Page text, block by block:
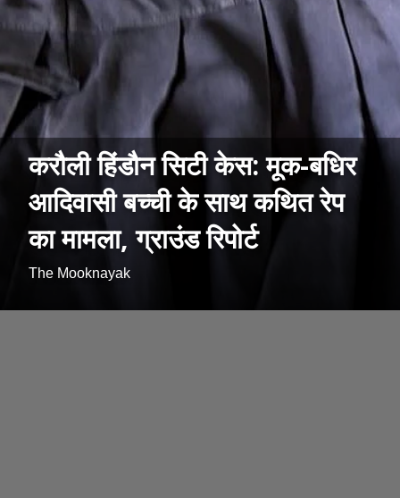
करौली हिंडौन सिटी केस: मूक-बधिर
आदिवासी बच्ची के साथ कथित रेप
का मामला, ग्राउंड रिपोर्ट
The Mooknayak